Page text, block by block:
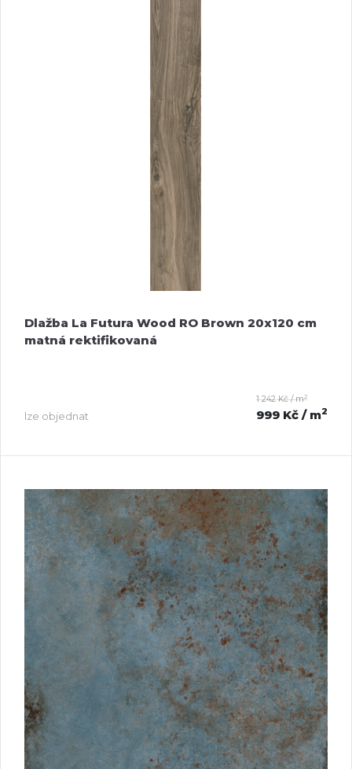
Dlažba La Futura Wood RO Brown 20x120 cm
matná rektifikovaná
lze objednat
1 242 Kč / m2
999 Kč / m2